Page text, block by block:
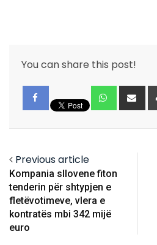
You can share this post!
via
Previous article
Kompania sllovene fiton
tenderin për shtypjen e
fletëvotimeve, vlera e
kontratës mbi 342 mijë
euro